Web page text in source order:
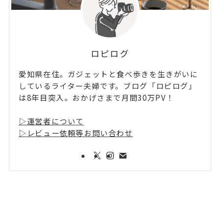
ロピログ
愛知県在住。ガジェットと食べ歩きを生きがいに
しているライター夫婦です。ブログ「ロピログ」
は8年目突入。おかげさまで月間30万PV！
▷運営者について
▷レビュー依頼等お問い合わせ